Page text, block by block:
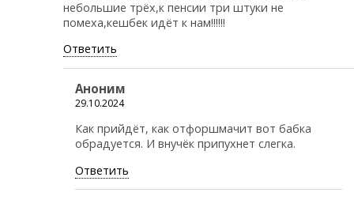
небольшие трёх,к пенсии три штуки не
помеха,кешбек идёт к нам!!!!!!
Ответить
Аноним
29.10.2024
Как прийдёт, как отфоршмачит вот бабка
обрадуется. И внучёк припухнет слегка.
Ответить